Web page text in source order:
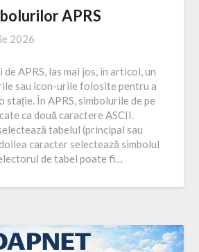
APRS
2026
APRS, las mai jos, în articol, un
sau icon-urile folosite pentru a
stație. În APRS, simbolurile de pe
ca două caractere ASCII.
tabelul (principal sau
caracter selectează simbolul
de tabel poate fi…